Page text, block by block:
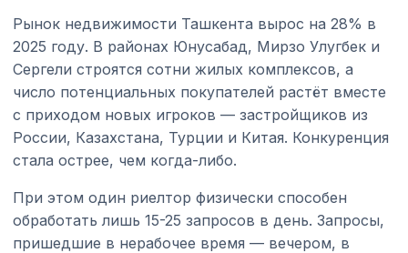
Рынок недвижимости Ташкента вырос на 28% в
2025 году. В районах Юнусабад, Мирзо Улугбек и
Сергели строятся сотни жилых комплексов, а
число потенциальных покупателей растёт вместе
с приходом новых игроков — застройщиков из
России, Казахстана, Турции и Китая. Конкуренция
стала острее, чем когда-либо.
При этом один риелтор физически способен
обработать лишь 15-25 запросов в день. Запросы,
пришедшие в нерабочее время — вечером, в